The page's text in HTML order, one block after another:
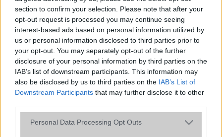
section to confirm your selection. Please note that after your
opt-out request is processed you may continue seeing
interest-based ads based on personal information utilized by
us or personal information disclosed to third parties prior to
your opt-out. You may separately opt-out of the further
disclosure of your personal information by third parties on the
IAB’s list of downstream participants. This information may
also be disclosed by us to third parties on the IAB’s List of
Downstream Participants that may further disclose it to other
Please note that this website/app uses one or more Google
Personal Data Processing Opt Outs
Iránytũ ecompass
Extrák 24-bit/192kHz audio
EGYÉB
Vibra jelzés alap szolgáltatás
SIM típus eSIM
Flight mode Van